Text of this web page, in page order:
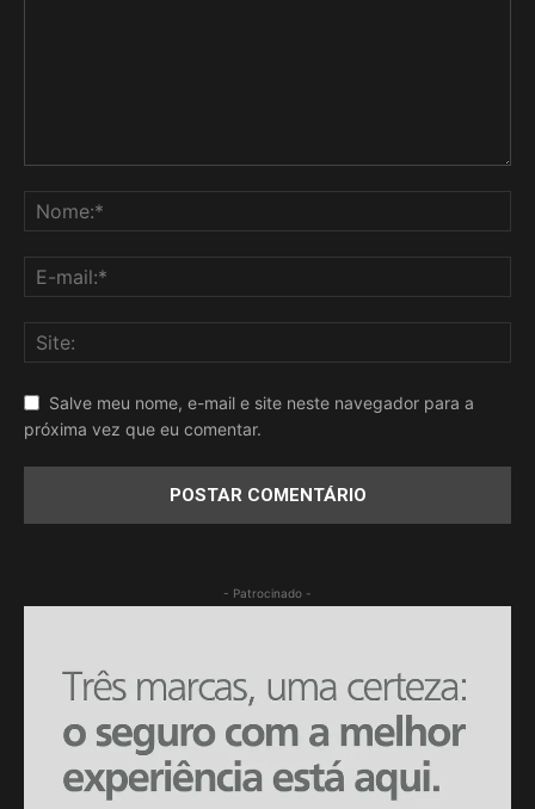
Salve meu nome, e-mail e site neste navegador para a
próxima vez que eu comentar.
- Patrocinado -